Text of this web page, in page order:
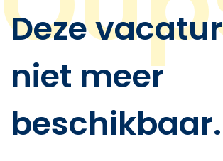
Deze
niet meer
beschikbaar.